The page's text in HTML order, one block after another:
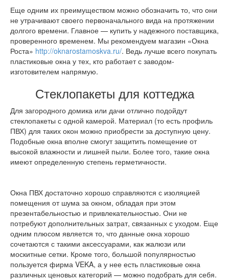
Еще одним их преимуществом можно обозначить то, что они
не утрачивают своего первоначального вида на протяжении
долгого времени. Главное — купить у надежного поставщика,
проверенного временем. Мы рекомендуем магазин «Окна
Роста» http://oknarostamoskva.ru/. Ведь лучше всего покупать
пластиковые окна у тех, кто работает с заводом-
изготовителем напрямую.
Стеклопакеты для коттеджа
Для загородного домика или дачи отлично подойдут
стеклопакеты с одной камерой. Материал (то есть профиль
ПВХ) для таких окон можно приобрести за доступную цену.
Подобные окна вполне смогут защитить помещение от
высокой влажности и лишней пыли. Более того, такие окна
имеют определенную степень герметичности.
Окна ПВХ достаточно хорошо справляются с изоляцией
помещения от шума за окном, обладая при этом
презентабельностью и привлекательностью. Они не
потребуют дополнительных затрат, связанных с уходом. Еще
одним плюсом является то, что данные окна хорошо
сочетаются с такими аксессуарами, как жалюзи или
москитные сетки. Кроме того, большой популярностью
пользуется фирма VEKA, а у нее есть пластиковые окна
различных ценовых категорий — можно подобрать для себя.